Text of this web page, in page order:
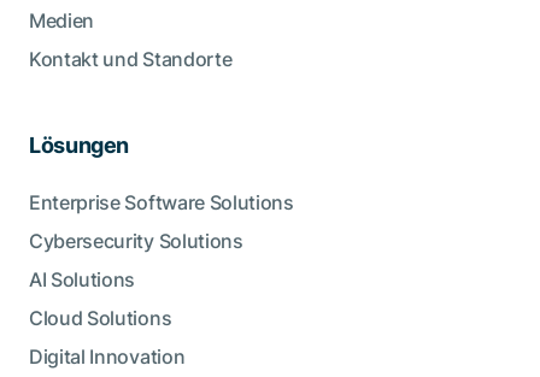
Medien
Kontakt und Standorte
Lösungen
Enterprise Software Solutions
Cybersecurity Solutions
AI Solutions
Cloud Solutions
Digital Innovation